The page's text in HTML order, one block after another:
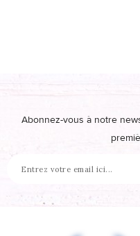
Abonnez-vous à notre